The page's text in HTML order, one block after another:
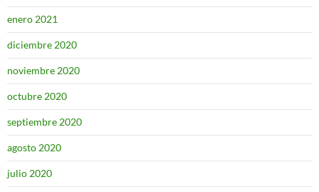
enero 2021
diciembre 2020
noviembre 2020
octubre 2020
septiembre 2020
agosto 2020
julio 2020